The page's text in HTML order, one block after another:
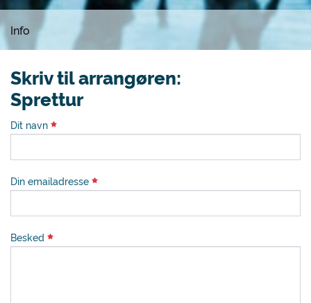
Info
Skriv til arrangøren:
Sprettur
Dit navn
Din emailadresse
Besked